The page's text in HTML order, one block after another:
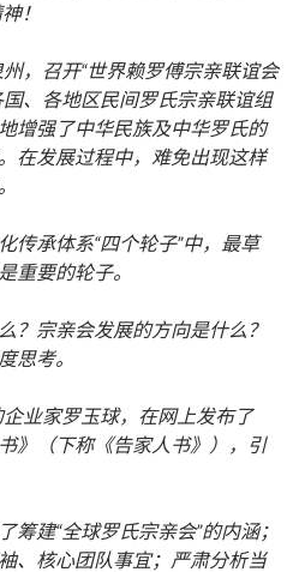
！
，召开“世界赖罗傅宗亲联谊会
、各地区民间罗氏宗亲联谊组
增强了中华民族及中华罗氏的
在发展过程中，难免出现这样
传承体系“四个轮子”中，最草
重要的轮子。
？宗亲会发展的方向是什么？
思考。
业家罗玉球，在网上发布了
》（下称《告家人书》），引
筹建“全球罗氏宗亲会”的内涵；
、核心团队事宜；严肃分析当